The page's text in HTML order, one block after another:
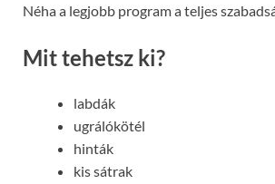
Néha a legjobb program a teljes
Mit tehetsz ki?
labdák
ugrálókötél
hinták
kis sátrak